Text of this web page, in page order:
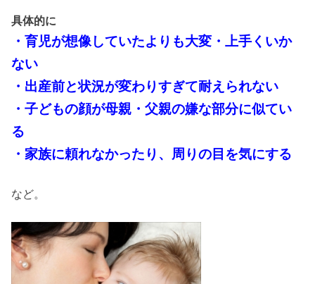
具体的に
・育児が想像していたよりも大変・上手くいか
ない
・出産前と状況が変わりすぎて耐えられない
・子どもの顔が母親・父親の嫌な部分に似てい
る
・家族に頼れなかったり、周りの目を気にする
など。